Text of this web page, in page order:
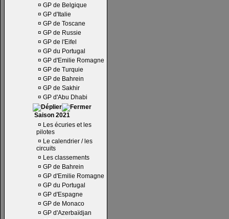
¤ GP de Belgique
¤ GP d'Italie
¤ GP de Toscane
¤ GP de Russie
¤ GP de l'Eifel
¤ GP du Portugal
¤ GP d'Emilie Romagne
¤ GP de Turquie
¤ GP de Bahrein
¤ GP de Sakhir
¤ GP d'Abu Dhabi
Saison 2021
¤ Les écuries et les
pilotes
¤ Le calendrier / les
circuits
¤ Les classements
¤ GP de Bahrein
¤ GP d'Emilie Romagne
¤ GP du Portugal
¤ GP d'Espagne
¤ GP de Monaco
¤ GP d'Azerbaïdjan